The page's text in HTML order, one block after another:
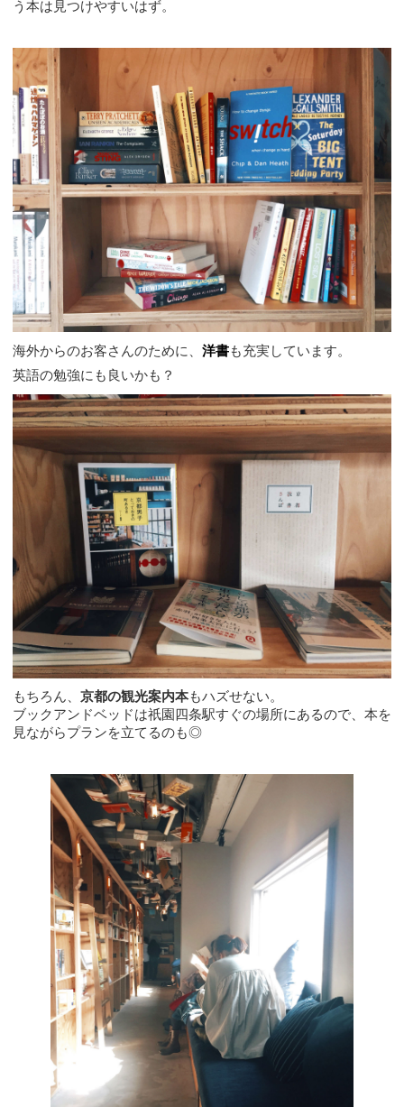
う本は見つけやすいはず。
海外からのお客さんのために、 洋書も充実しています。
英語の勉強にも良いかも？
もちろん、 京都の観光案内本もハズせない。
ブックアンドベッドは祇園四条駅すぐの場所にあるので、本を
見ながらプランを立てるのも◎